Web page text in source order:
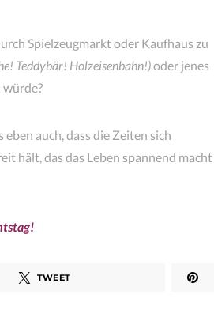
Spielzeugmarkt oder Kaufhaus zu
Teddybär! Holzeisenbahn!)oder jenes
würde?
eben auch, dass die Zeiten sich
hält, das das Leben spannend macht
TWEET